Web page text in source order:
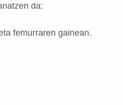
da:
femurraren gainean.